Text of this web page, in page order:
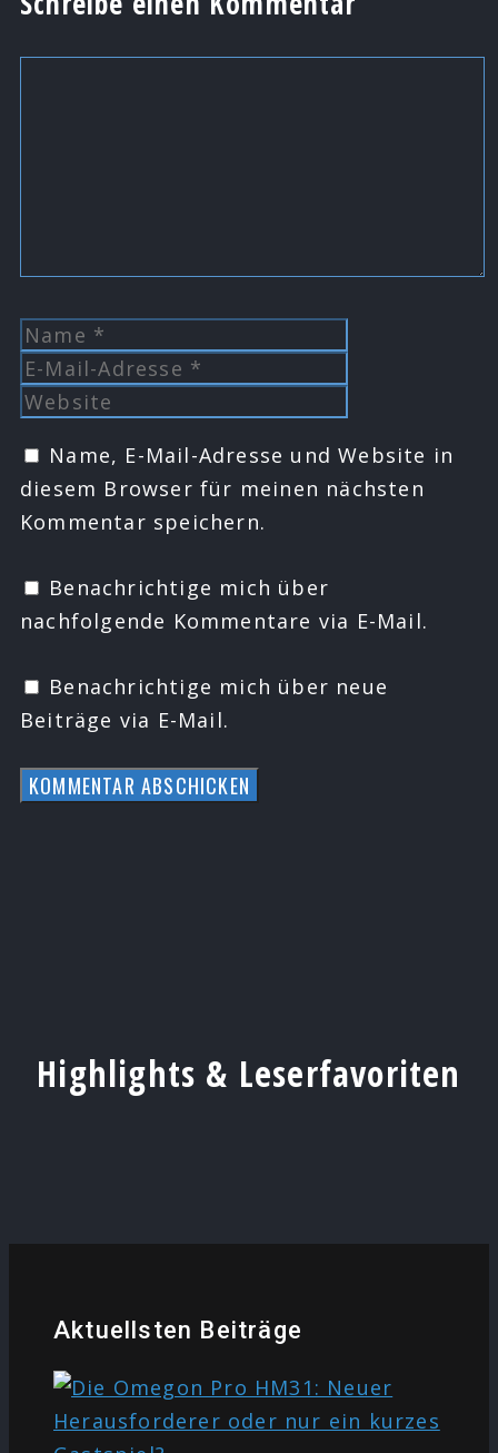
Name
Name, E-Mail-Adresse und Website in
diesem Browser für meinen nächsten
Kommentar speichern.
Benachrichtige mich über
nachfolgende Kommentare via E-Mail.
Benachrichtige mich über neue
Beiträge via E-Mail.
Highlights & Leserfavoriten
Aktuellsten Beiträge